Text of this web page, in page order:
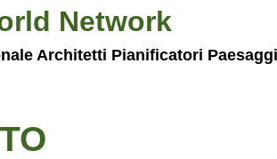
Architetti Pianificatori